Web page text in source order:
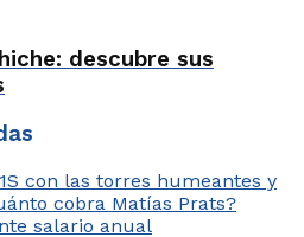
descubre sus